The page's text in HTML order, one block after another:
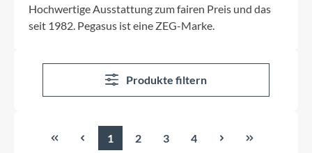
Hochwertige Ausstattung zum fairen Preis und das
seit 1982. Pegasus ist eine ZEG-Marke.
Produkte filtern
Seite
1
Seite
2
Seite
3
Seite
4